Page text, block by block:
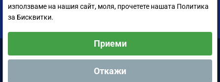
ЦЕНТРАЛЕН СКЛАД (СОФИЯ):
София 1528, ул. Мюнхен 14
Аквафор България ООД © 2011-2024 Всички права запазени.
използваме на нашия сайт, моля, прочетете нашата Политика
за Бисквитки.
Приеми
Откажи